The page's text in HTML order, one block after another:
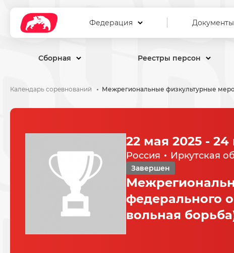
Федерация Документы
Сборная Реестры персон
Календарь соревнований
22 мая 2025 - 24
Россия Иркутская
Завершен
федерального
вольная